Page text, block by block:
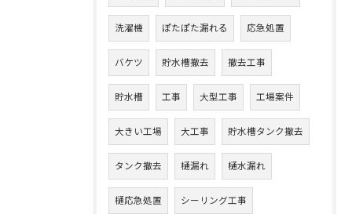
洗濯機 ぽたぽた漏れる 応急処置
バケツ 貯水槽撤去 撤去工事
貯水槽 工事 大型工事 工場案件
大きい工場 大工事 貯水槽タンク撤去
タンク撤去 樋漏れ 樋水漏れ
樋応急処置 シーリング工事